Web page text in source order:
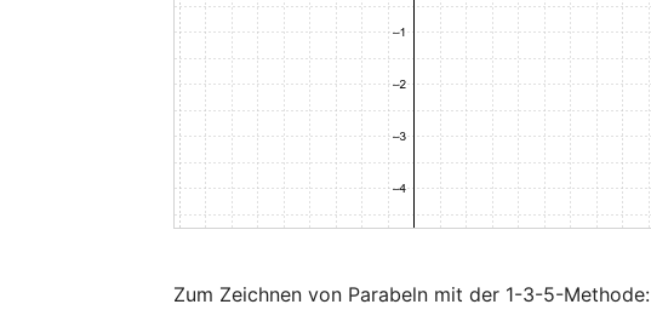
Zum Zeichnen von Parabeln mit der 1-3-5-Methode: